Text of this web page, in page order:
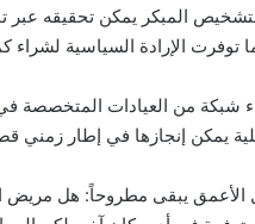
المبكر يمكن تحقيقه عبر
توفرت الإرادة السياسية لشراء
شبكة من العيادات المتخصصة في
يمكن إنجازها في إطار زمني
الأعمق يبقى مطروحاً: هل مريض